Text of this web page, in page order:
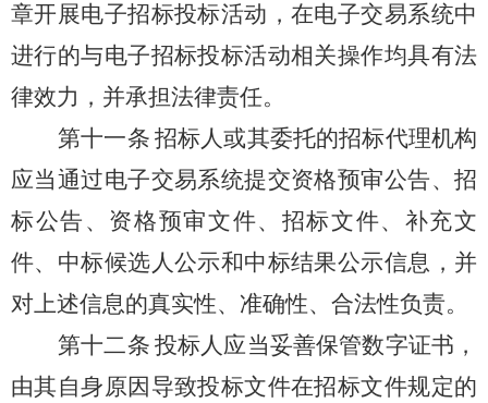
章开展电子招标投标活动，在电子交易系统中
进行的与电子招标投标活动相关操作均具有法
律效力，并承担法律责任。
第十一条 招标人或其委托的招标代理机构
应当通过电子交易系统提交资格预审公告、招
标公告 、资格预审文件、招标文件、补充文
件、中标候选人公示和中标结果公示信息，并
对上述信息的真实性、准确性、合法性负责。
第十二条 投标人应当妥善保管数字证书，
由其自身原因导致投标文件在招标文件规定的